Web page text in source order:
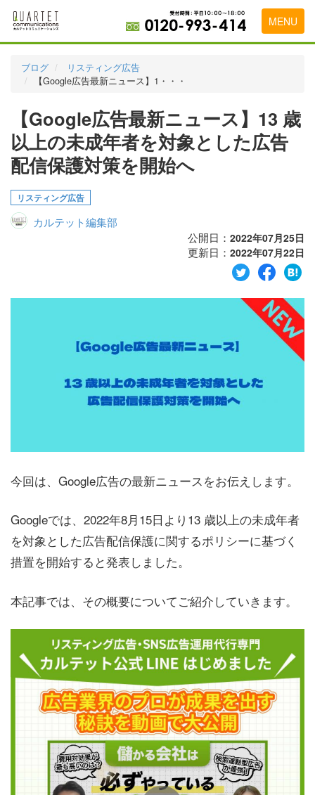
MENU
料金表
実績・お客様の声
初めて導入をお考えの方
代理店の乗り換えをお考えの方
広告代理店・HP制作会社様へ
お申し込みから運用開始までの流れ
ブログ
リスティング広告
【Google広告最新ニュース】1・・・
【Google広告最新ニュース】13 歳
以上の未成年者を対象とした広告
配信保護対策を開始へ
リスティング広告
カルテット編集部
公開日： 2022年07月25日
更新日： 2022年07月22日
今回は、Google広告の最新ニュースをお伝えします。
Googleでは、2022年8月15日より13 歳以上の未成年者
を対象とした広告配信保護に関するポリシーに基づく
措置を開始すると発表しました。
本記事では、その概要についてご紹介していきます。